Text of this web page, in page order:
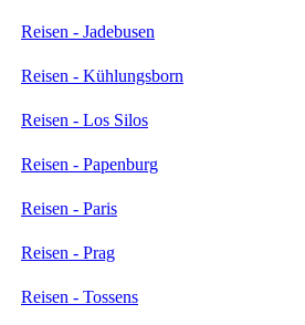
Reisen - Jadebusen
Reisen - Kühlungsborn
Reisen - Los Silos
Reisen - Papenburg
Reisen - Paris
Reisen - Prag
Reisen - Tossens